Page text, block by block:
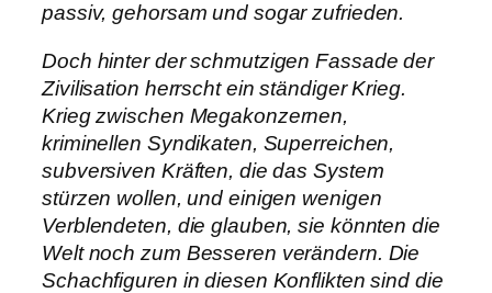
e
n
g
e
passiv, gehorsam und sogar zufrieden.
Doch hinter der schmutzigen Fassade der
Zivilisation herrscht ein ständiger Krieg.
Krieg zwischen Megakonzernen,
kriminellen Syndikaten, Superreichen,
subversiven Kräften, die das System
stürzen wollen, und einigen wenigen
Verblendeten, die glauben, sie könnten die
Welt noch zum Besseren verändern. Die
Schachfiguren in diesen Konflikten sind die